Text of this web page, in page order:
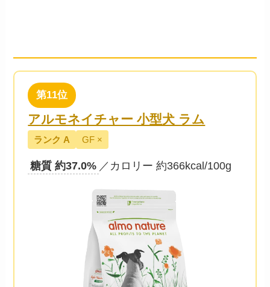
第11位
アルモネイチャー 小型犬 ラム
ランク A GF ×
糖質 約37.0% ／カロリー 約366kcal/100g